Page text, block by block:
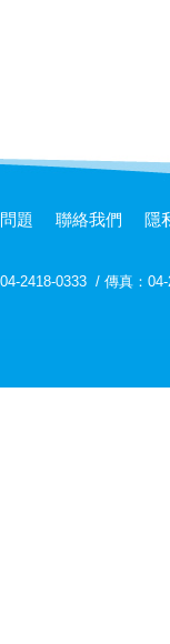
題 聯絡我們 隱
2418-0333 / 傳真：